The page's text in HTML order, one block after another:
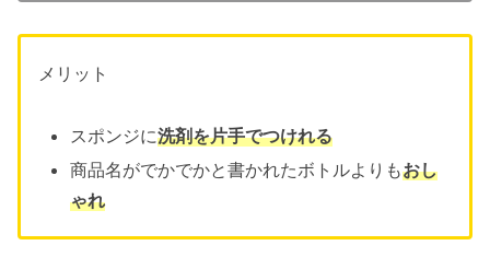
メリット
スポンジに洗剤を片手でつけれる
商品名がでかでかと書かれたボトルよりもおし
ゃれ